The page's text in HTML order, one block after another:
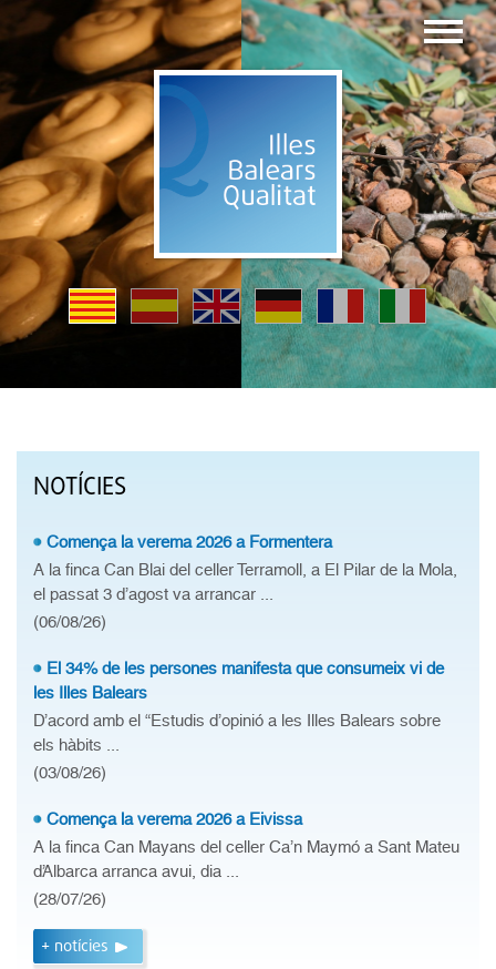
NOTÍCIES
Comença la verema 2026 a Formentera
A la finca Can Blai del celler Terramoll, a El Pilar de la Mola,
el passat 3 d’agost va arrancar ...
(06/08/26)
El 34% de les persones manifesta que consumeix vi de
les Illes Balears
D’acord amb el “Estudis d’opinió a les Illes Balears sobre
els hàbits ...
(03/08/26)
Comença la verema 2026 a Eivissa
A la finca Can Mayans del celler Ca’n Maymó a Sant Mateu
d’Albarca arranca avui, dia ...
(28/07/26)
+ notícies